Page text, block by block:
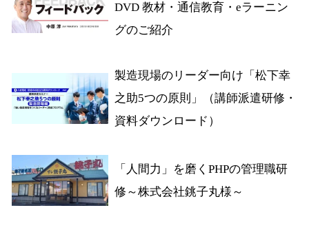
DVD 教材・通信教育・eラーニン
グのご紹介
製造現場のリーダー向け「松下幸
之助5つの原則」（講師派遣研修・
資料ダウンロード）
「人間力」を磨くPHPの管理職研
修～株式会社銚子丸様～